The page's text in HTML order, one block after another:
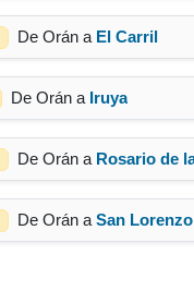
De Orán a El Carril
De Orán a Iruya
De Orán a Rosario de la
De Orán a San Lorenzo